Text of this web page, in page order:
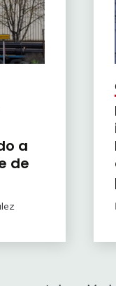
a
de